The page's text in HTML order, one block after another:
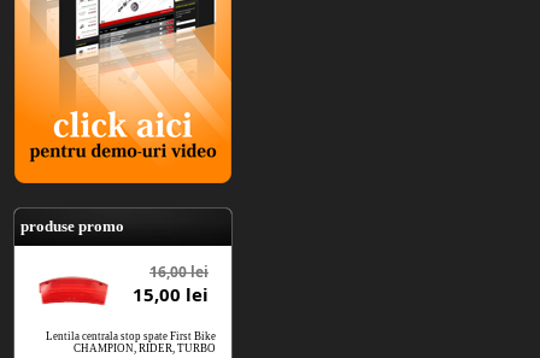
produse promo
16,00 lei
15,00 lei
Lentila centrala stop spate First Bike
CHAMPION, RIDER, TURBO